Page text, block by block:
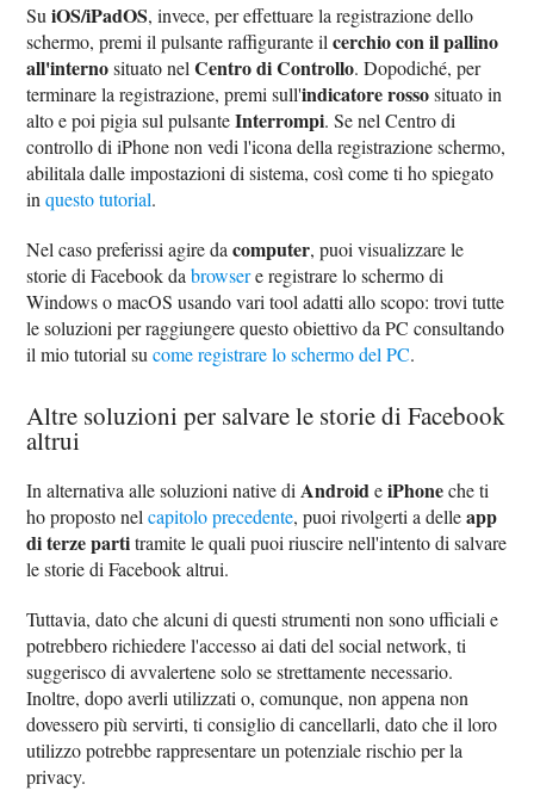
SuiOS/iPadOS, invece, per effettuare la registrazione dello
schermo, premi il pulsante raffigurante ilcerchio con il pallino
all'internosituato nelCentro di Controllo. Dopodiché, per
terminare la registrazione, premi sull'indicatore rossosituato in
alto e poi pigia sul pulsanteInterrompi. Se nel Centro di
controllo di iPhone non vedi l'icona della registrazione schermo,
abilitala dalle impostazioni di sistema, così come ti ho spiegato
inquesto tutorial.
Nel caso preferissi agire dacomputer, puoi visualizzare le
storie di Facebook dabrowsere registrare lo schermo di
Windows o macOS usando vari tool adatti allo scopo: trovi tutte
le soluzioni per raggiungere questo obiettivo da PC consultando
il mio tutorial sucome registrare lo schermo del PC.
Altre soluzioni per salvare le storie di Facebook
altrui
In alternativa alle soluzioni native di AndroideiPhoneche ti
ho proposto nelcapitolo precedente, puoi rivolgerti a delleapp
di terze partitramite le quali puoi riuscire nell'intento di salvare
le storie di Facebook altrui.
Tuttavia, dato che alcuni di questi strumenti non sono ufficiali e
potrebbero richiedere l'accesso ai dati del social network, ti
suggerisco di avvalertene solo se strettamente necessario.
Inoltre, dopo averli utilizzati o, comunque, non appena non
dovessero più servirti, ti consiglio di cancellarli, dato che il loro
utilizzo potrebbe rappresentare un potenziale rischio per la
privacy.